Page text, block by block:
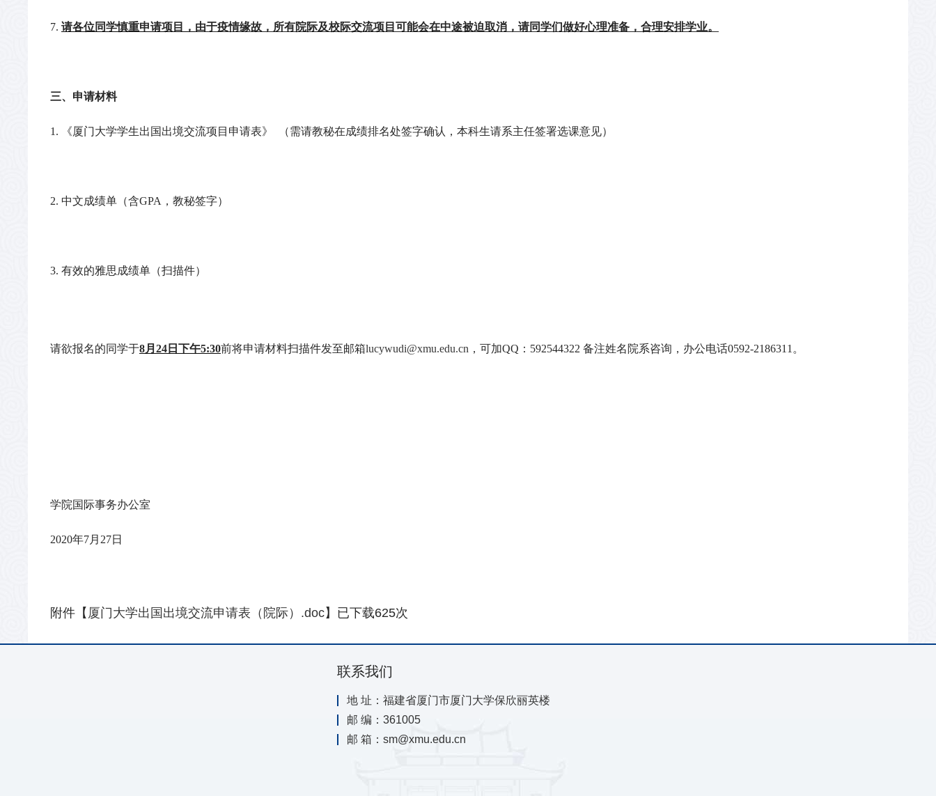
7. 请各位同学慎重申请项目， 由于疫情缘故，所有院际及校际交流项目可能会在中途被迫取消，请同学们做好心理准备，合理安排学业。
三、申请材料
1. 《厦门大学学生出国出境交流项目申请表》 （需请教秘在成绩排名处签字确认，本科生请系主任签署选课意见）
2. 中文成绩单（含GPA，教秘签字）
3. 有效的雅思成绩单（扫描件）
请欲报名的同学于8月24 日下午5:30前将申请材料扫描件发至邮箱lucywudi@xmu.edu.cn ，可加QQ：592544322 备注姓名院系咨询，办公电话0592-2186311 。
学院国际事务办公室
2020年7月27日
附件【 厦门大学出国出境交流申请表（院际）.doc】已下载625次
联系我们
地 址：福建省厦门市厦门大学保欣丽英楼
邮 编：361005
邮 箱：sm@xmu.edu.cn